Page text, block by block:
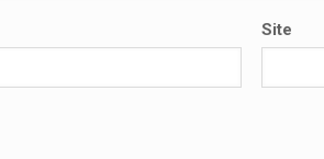
Site